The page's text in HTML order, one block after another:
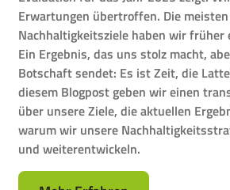
Erwartungen übertroffen. Die
Nachhaltigkeitsziele haben wir
Ein Ergebnis, das uns stolz macht,
Botschaft sendet: Es ist Zeit, die
diesem Blogpost geben wir einen
über unsere Ziele, die aktuellen
warum wir unsere
und weiterentwickeln.